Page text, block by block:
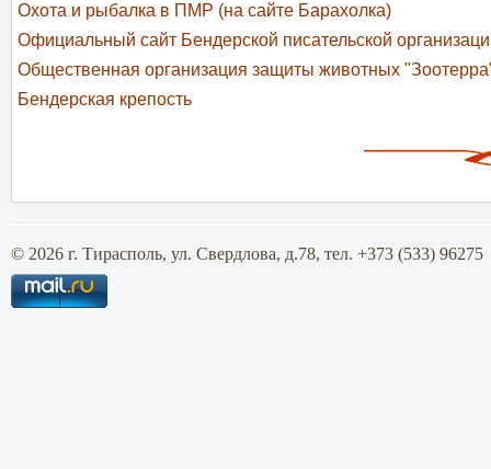
Охота и рыбалка в ПМР (на сайте Барахолка)
Официальный сайт Бендерской писательской
Общественная организация защиты животных
Бендерская крепость
© 2026 г. Тирасполь, ул. Свердлова, д.78, тел. +373 (533) 96275